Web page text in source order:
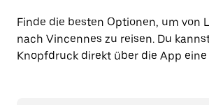
Finde die besten Optionen, um von
nach Vincennes zu reisen. Du
Knopfdruck direkt über die App